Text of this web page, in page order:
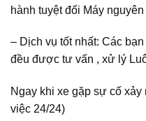
hành tuyệt đối Máy
– Dịch vụ tốt nhất: Các
đều được tư vấn , xử lý
Ngay khi xe gặp sự cố
việc 24/24)